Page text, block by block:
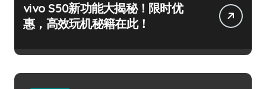
vivo S50新功能大揭秘！限时优
惠，高效玩机秘籍在此！